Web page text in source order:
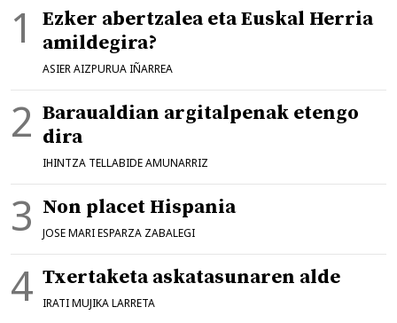
Ezker abertzalea eta Euskal Herria
amildegira?
ASIER AIZPURUA IÑARREA
Baraualdian argitalpenak etengo
dira
IHINTZA TELLABIDE AMUNARRIZ
Non placet Hispania
JOSE MARI ESPARZA ZABALEGI
Txertaketa askatasunaren alde
IRATI MUJIKA LARRETA